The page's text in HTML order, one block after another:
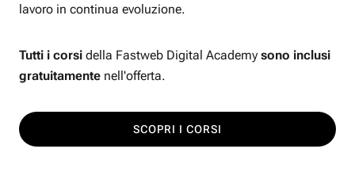
lavoro in continua evoluzione.
Tutti i corsi della Fastweb Digital Academy sono inclusi
gratuitamente nell'offerta.
SCOPRI I CORSI